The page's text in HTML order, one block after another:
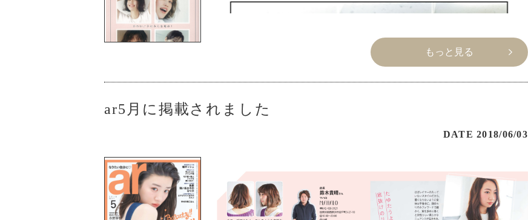
迷っていたらMAHALOの鈴木にお任せしてください！！
※デジタル版でもご覧いただけるのでチェックしてください。
もっと見る
ar5月に掲載されました
DATE 2018/06/03